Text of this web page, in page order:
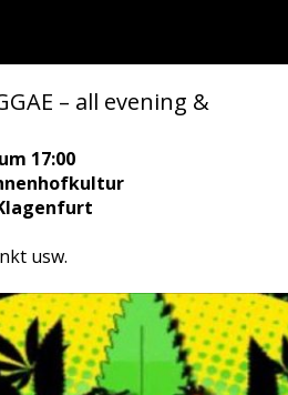
– all evening &
17:00
usw.